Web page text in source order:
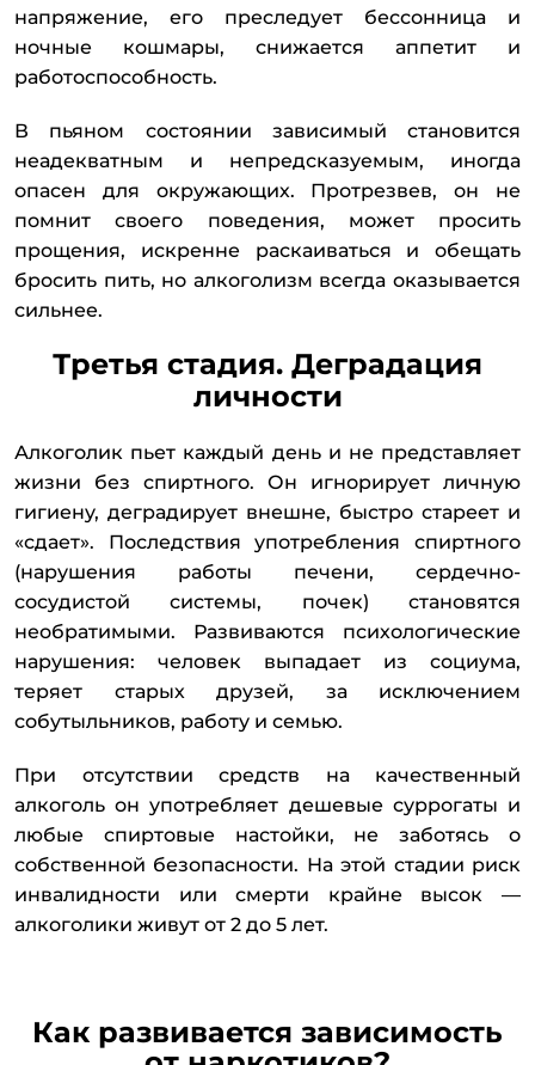
напряжение, его преследует бессонница и
ночные кошмары, снижается аппетит и
работоспособность.
В пьяном состоянии зависимый становится
неадекватным и непредсказуемым, иногда
опасен для окружающих. Протрезвев, он не
помнит своего поведения, может просить
прощения, искренне раскаиваться и обещать
бросить пить, но алкоголизм всегда оказывается
сильнее.
Третья стадия. Деградация
личности
Алкоголик пьет каждый день и не представляет
жизни без спиртного. Он игнорирует личную
гигиену, деградирует внешне, быстро стареет и
«сдает». Последствия употребления спиртного
(нарушения работы печени, сердечно-
сосудистой системы, почек) становятся
необратимыми. Развиваются психологические
нарушения: человек выпадает из социума,
теряет старых друзей, за исключением
собутыльников, работу и семью.
При отсутствии средств на качественный
алкоголь он употребляет дешевые суррогаты и
любые спиртовые настойки, не заботясь о
собственной безопасности. На этой стадии риск
инвалидности или смерти крайне высок —
алкоголики живут от 2 до 5 лет.
Как развивается зависимость